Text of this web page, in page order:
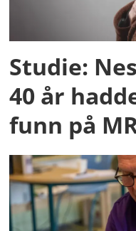
Studie:
40 år
funn på